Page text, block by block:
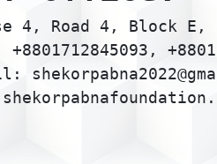
4, Road 4, Block E,
+8801712845093,